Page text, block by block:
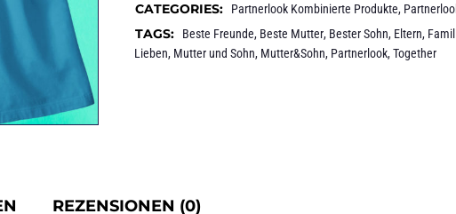
CATEGORIES: Partnerlook Kombinierte Produkte,
TAGS: Beste Freunde, Beste Mutter, Bester Sohn, Eltern,
Lieben, Mutter und Sohn, Mutter&Sohn, Partnerlook,Together
REZENSIONEN (0)